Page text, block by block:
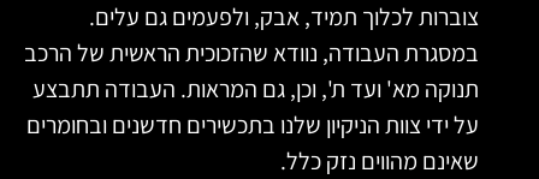
צוברות לכלוך תמיד, אבק, ולפעמים גם עלים.
במסגרת העבודה, נוודא שהזכוכית הראשית של הרכב
תנוקה מא' ועד ת', וכן, גם המראות. העבודה תתבצע
על ידי צוות הניקיון שלנו בתכשירים חדשנים ובחומרים
שאינם מהווים נזק כלל.